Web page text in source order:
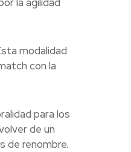
modalidad
con la
para los
de un
de renombre.